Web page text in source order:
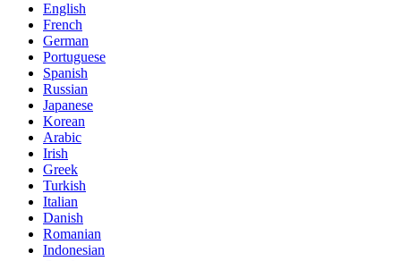
English
French
German
Portuguese
Spanish
Russian
Japanese
Korean
Arabic
Irish
Greek
Turkish
Italian
Danish
Romanian
Indonesian